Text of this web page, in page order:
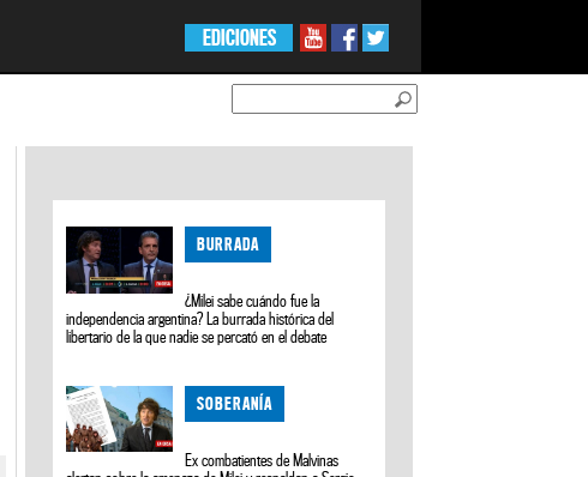
EDICIONES
BURRADA
¿Milei sabe cuándo fue la
independencia argentina? La burrada histórica del
libertario de la que nadie se percató en el debate
SOBERANÍA
Ex combatientes de Malvinas